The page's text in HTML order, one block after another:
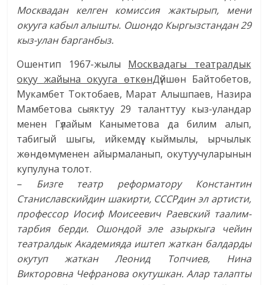
Москвадан келген комиссия жактырып, мени
окууга кабыл алышты. Ошондо Кыргызстандан 29
кыз-улан барганбыз.
Ошентип 1967-жылы Москвадагы театралдык
окуу жайына окууга өткөнДүйшөн Байтобетов,
Мукамбет Токтобаев, Марат Алышпаев, Назира
Мамбетова сыяктуу 29 таланттуу кыз-уландар
менен Гүлайым Каныметова да билим алып,
табигый шыгы, ийкемдүү кыймылы, ырчылык
жөндөмү менен айырмаланып, окутуучуларынын
купулуна толот.
– Бизге театр реформатору Константин
Станиславскийдин шакирти, СССРдин эл артисти,
профессор Иосиф Моисеевич Раевский таалим-
тарбия берди.
Ошондой эле азыркыга чейин
театралдык Академияда иштеп жаткан балдарды
окутуп жаткан Леонид Топчиев, Нина
Викторовна Чефранова окутушкан. Алар талапты